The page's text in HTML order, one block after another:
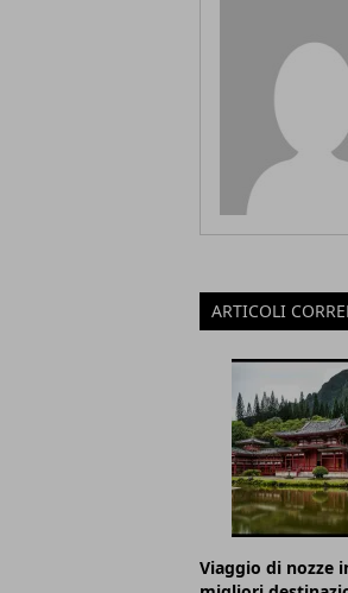
ARTICOLI
Viaggio di nozze